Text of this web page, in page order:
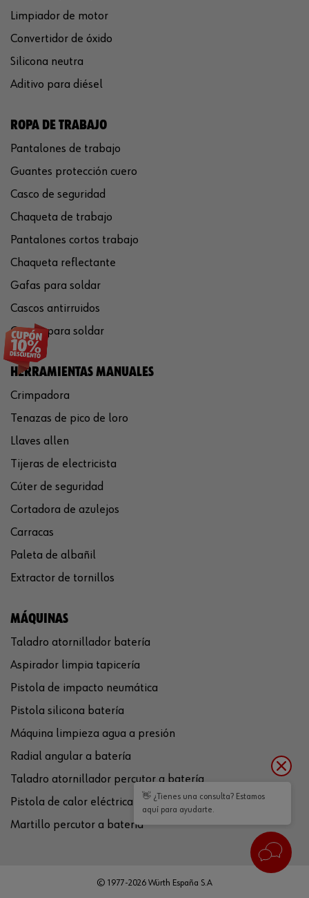
Limpiador de motor
Convertidor de óxido
Silicona neutra
Aditivo para diésel
ROPA DE TRABAJO
Pantalones de trabajo
Guantes protección cuero
Casco de seguridad
Chaqueta de trabajo
Pantalones cortos trabajo
Chaqueta reflectante
Gafas para soldar
Cascos antirruidos
Careta para soldar
HERRAMIENTAS MANUALES
Crimpadora
Tenazas de pico de loro
Llaves allen
Tijeras de electricista
Cúter de seguridad
Cortadora de azulejos
Carracas
Paleta de albañil
Extractor de tornillos
MÁQUINAS
Taladro atornillador batería
Aspirador limpia tapicería
Pistola de impacto neumática
Pistola silicona batería
Máquina limpieza agua a presión
Radial angular a batería
Taladro atornillador percutor a batería
Pistola de calor eléctrica
Martillo percutor a batería
© 1977-2026 Würth España S.A
👋 ¿Tienes una consulta? Estamos
aquí para ayudarte.